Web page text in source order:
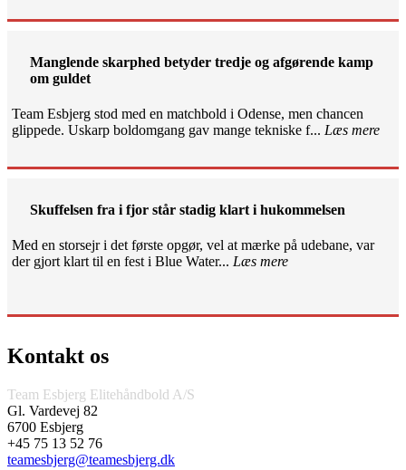
Manglende skarphed betyder tredje og afgørende kamp
om guldet
Team Esbjerg stod med en matchbold i Odense, men chancen
glippede. Uskarp boldomgang gav mange tekniske f... Læs mere
Skuffelsen fra i fjor står stadig klart i hukommelsen
Med en storsejr i det første opgør, vel at mærke på udebane, var
der gjort klart til en fest i Blue Water... Læs mere
Kontakt os
Team Esbjerg Elitehåndbold A/S
Gl. Vardevej 82
6700 Esbjerg
+45 75 13 52 76
teamesbjerg@teamesbjerg.dk